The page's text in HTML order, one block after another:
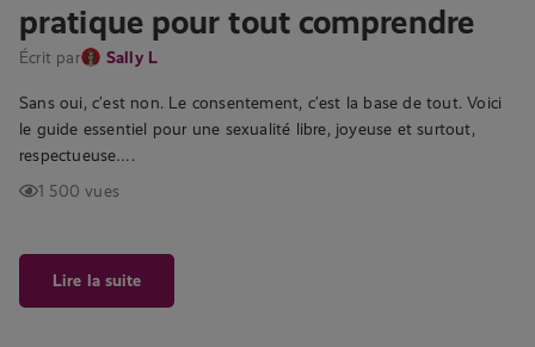
pratique pour tout comprendre
Écrit par Sally L
Sans oui, c’est non. Le consentement, c’est la base de tout. Voici
le guide essentiel pour une sexualité libre, joyeuse et surtout,
respectueuse….
1 500 vues
Lire la suite